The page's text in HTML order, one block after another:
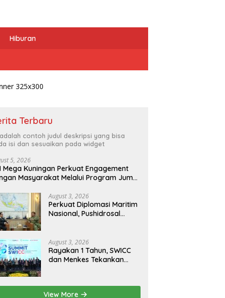
Hiburan
Terbaru
contoh judul deskripsi yang bisa
isi dan sesuaikan pada widget
5, 2026
Mega Kuningan Perkuat Engagement
Masyarakat Melalui Program Jumat
August 3, 2026
Perkuat Diplomasi Maritim
Nasional, Pushidrosal
August 3, 2026
Rayakan 1 Tahun, SWICC
dan Menkes Tekankan
Lebih Optimal
View More